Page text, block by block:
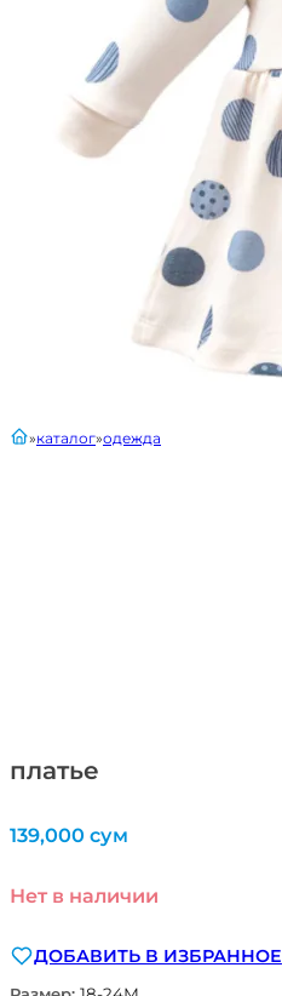
платье
главнаякаталог одежда
139,000 сум
Нет в наличии
ДОБАВИТЬ В ИЗБРАННОЕ